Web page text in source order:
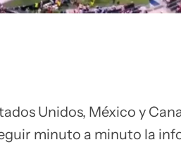
Unidos, México y
minuto a minuto la